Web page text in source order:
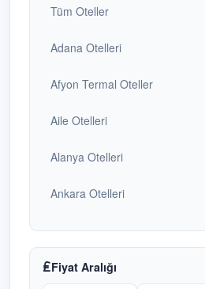
Tüm Oteller
Adana Otelleri
Afyon Termal Oteller
Aile Otelleri
Alanya Otelleri
Ankara Otelleri
Antalya Otelleri
Bafra Otelleri
Fiyat Aralığı